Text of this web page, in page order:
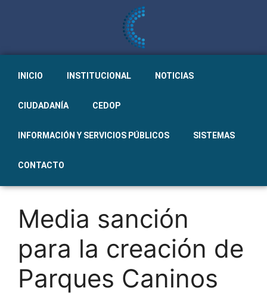
INICIO INSTITUCIONAL NOTICIAS
CIUDADANÍA CEDOP
INFORMACIÓN Y SERVICIOS PÚBLICOS SISTEMAS
CONTACTO
Media sanción
para la creación de
Parques Caninos